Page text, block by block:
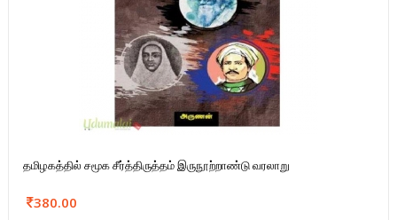
தமிழகத்தில் சமூக சீர்த்திருத்தம் இருநூற்றாண்டு வரலாறு
380.00